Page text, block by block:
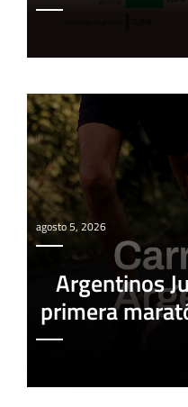
agosto 5, 2026
Argentinos
primera